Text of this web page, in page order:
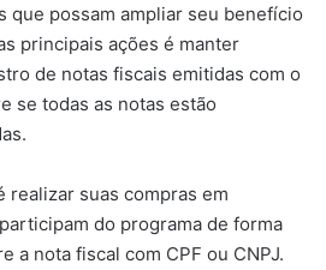
que possam ampliar seu benefício
principais ações é manter
de notas fiscais emitidas com o
se todas as notas estão
realizar suas compras em
do programa de forma
a nota fiscal com CPF ou CNPJ.